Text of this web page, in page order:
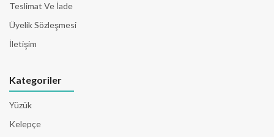
Teslimat Ve İade
Üyelik Sözleşmesi
İletişim
Kategoriler
Yüzük
Kelepçe